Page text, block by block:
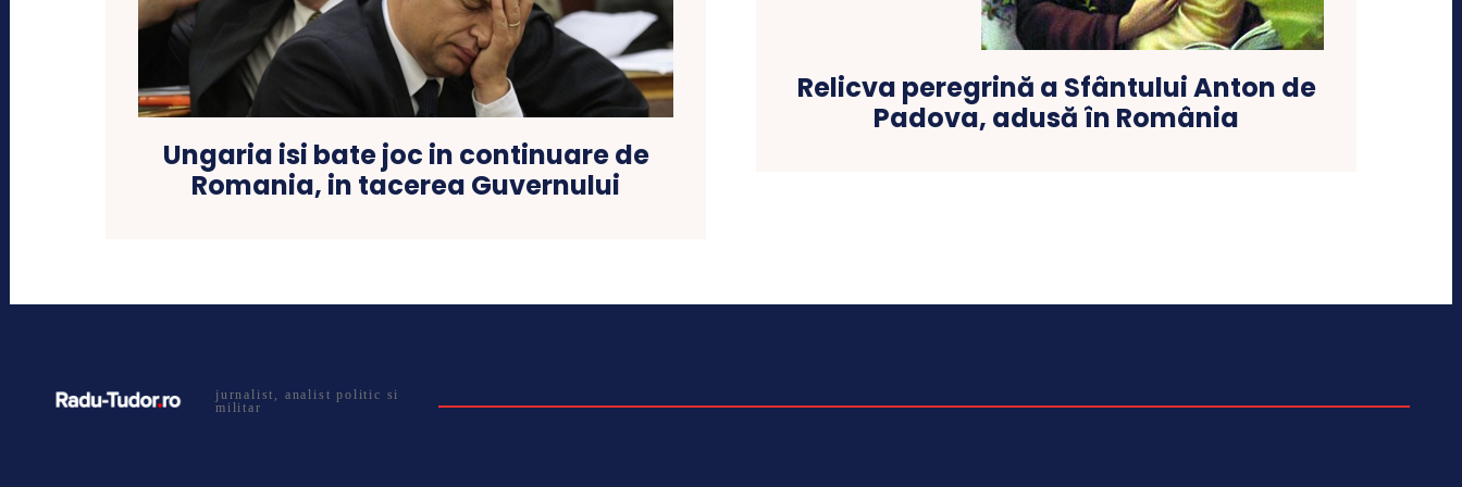
Ungaria isi bate joc in continuare de
Romania, in tacerea Guvernului
Relicva peregrină a Sfântului Anton de
Padova, adusă în România
jurnalist, analist politic si
militar